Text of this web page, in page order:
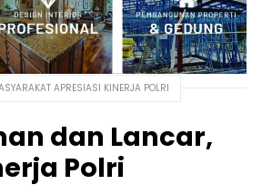
APRESIASI KINERJA POLRI
dan Lancar,
Polri